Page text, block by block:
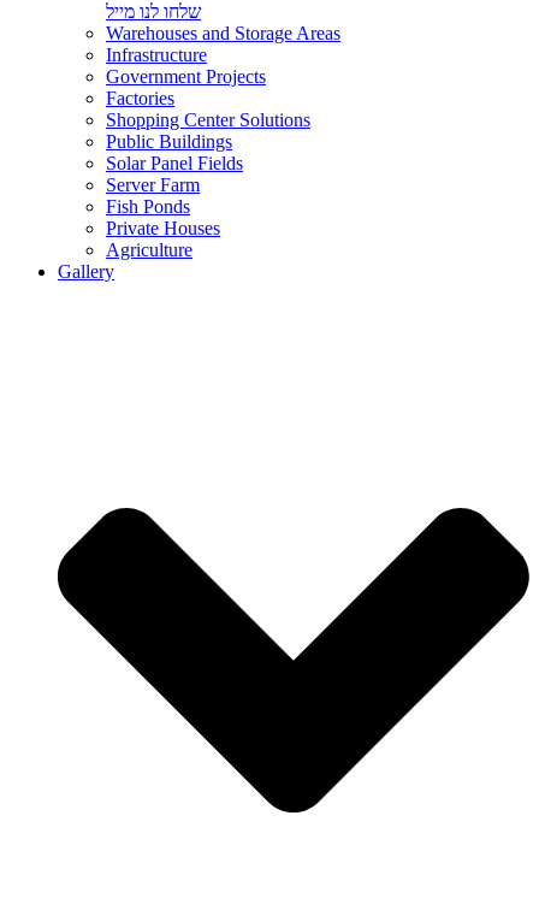
שלחו לנו מייל
Warehouses and Storage Areas
Infrastructure
Government Projects
Factories
Shopping Center Solutions
Public Buildings
Solar Panel Fields
Server Farm
Fish Ponds
Private Houses
Agriculture
Gallery